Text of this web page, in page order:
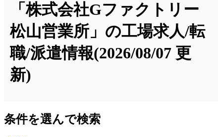
「株式会社Gファクトリー
松山営業所」の工場求人/転
職/派遣情報(2026/08/07 更
新)
条件を選んで検索